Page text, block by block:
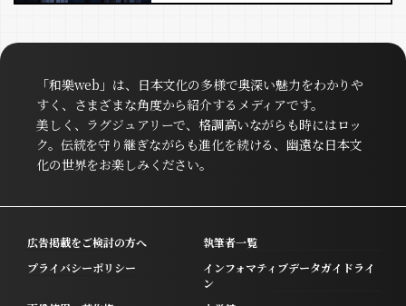
「和樂web」は、日本文化の多様で奥深い魅力をわかりや
すく、さまざまな角度から紹介するメディアです。
美しく、ラグジュアリーで、格調高いながらも時にはロッ
ク。伝統を守り継ぎながらも進化を続ける、幽遠な日本文
化の世界をお楽しみください。
広告掲載をご検討の方へ
執筆者一覧
プライバシーポリシー
インフォマティブデータガイドライ
ン